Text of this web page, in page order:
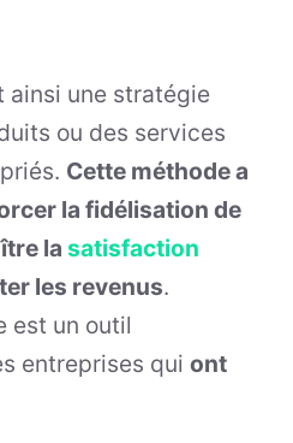
ainsi une stratégie
ou des services
Cette méthode a
la fidélisation de
la satisfaction
les revenus.
est un outil
entreprises qui ont